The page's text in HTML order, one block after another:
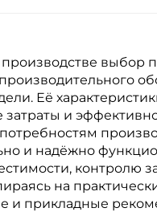
выбор
Её
затраты и
и надёжно
контролю
на
и прикладные